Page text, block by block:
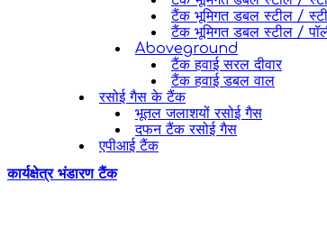
टैंक भूमिगत डबल स्टील /
टैंक भूमिगत डबल स्टील /
Aboveground
टैंक हवाई सरल दीवार
टैंक हवाई डबल वाल
रसोई गैस के टैंक
भूतल जलाशयों रसोई गैस
दफन टैंक रसोई गैस
एपीआई टैंक
कार्यक्षेत्र भंडारण टैंक